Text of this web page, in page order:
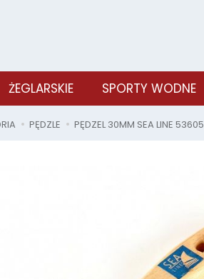
ŻEGLARSKIE SPORTY WODNE
PĘDZLE PĘDZEL 30MM SEA LINE 53605